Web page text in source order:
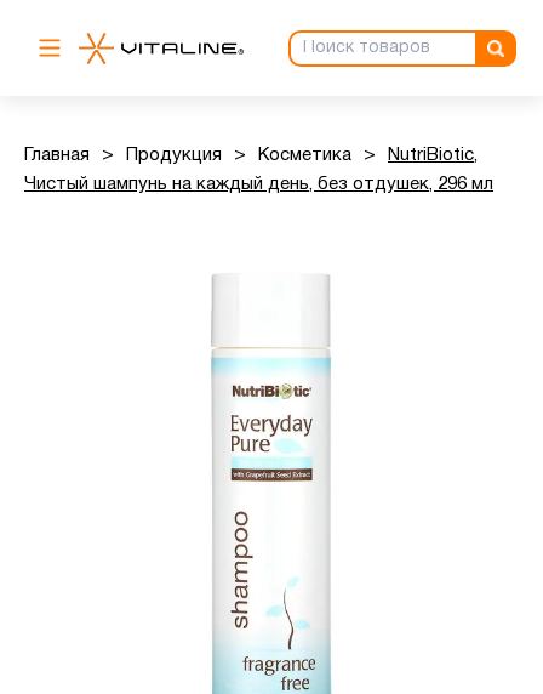
Главная > Продукция > Косметика >
NutriBiotic,
Чистый шампунь на каждый день, без отдушек, 296 мл